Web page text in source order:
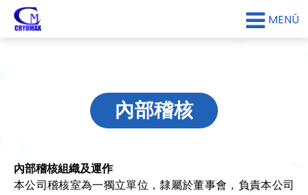
MENÚ
內部稽核
內部稽核組織及運作
本公司稽核室為一獨立單位，隸屬於董事會，負責本公司